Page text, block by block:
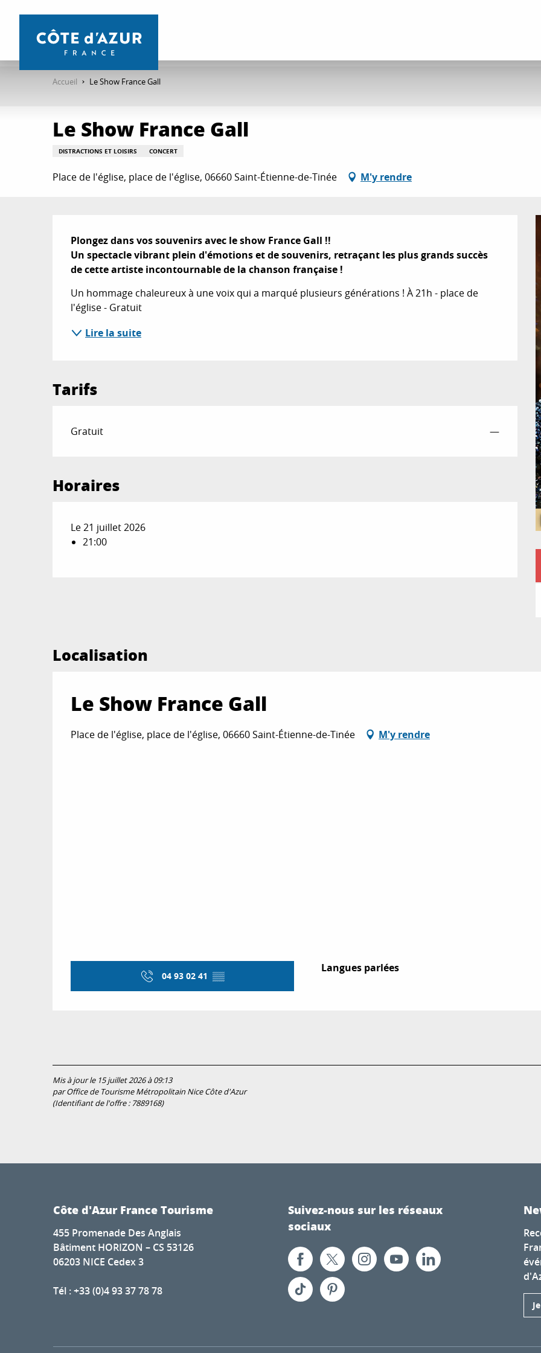
contenu
Accueil Le Show France Gall
Le Show France Gall
DISTRACTIONS ET LOISIRS CONCERT
Place de l'église, place de l'église, 06660 Saint-Étienne-de-Tinée M'y rendre
Description
Plongez dans vos souvenirs avec le show France Gall !!
Un spectacle vibrant plein d'émotions et de souvenirs, retraçant les plus grands succès
de cette artiste incontournable de la chanson française !
Un hommage chaleureux à une voix qui a marqué plusieurs générations ! À 21h - place de
l'église - Gratuit
Lire la suite
Tarifs
Gratuit —
Horaires
Le 21 juillet 2026
21:00
Localisation
Le Show France Gall
Place de l'église, place de l'église, 06660 Saint-Étienne-de-Tinée M'y rendre
04 93 02 41 ▒▒
Langues parlées
Langues parlées
Mis à jour le 15 juillet 2026 à 09:13
par Office de Tourisme Métropolitain Nice Côte d'Azur
(Identifiant de l'offre : 7889168)
Côte d'Azur France Tourisme
455 Promenade Des Anglais
Bâtiment HORIZON – CS 53126
06203 NICE Cedex 3
Tél : +33 (0)4 93 37 78 78
Suivez-nous sur les réseaux
sociaux